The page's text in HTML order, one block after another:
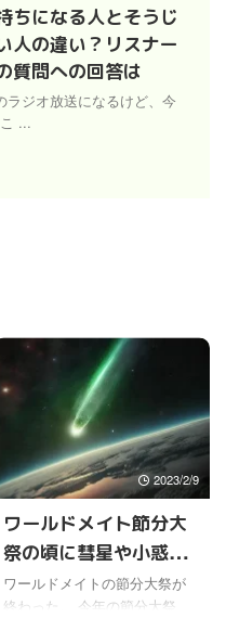
ちになる人とそうじ
人の違い？リスナー
質問への回答は
ラジオ放送になるけど、今
...
2023/2/9
ワールドメイト節分大
祭の頃に彗星や小惑星
が接近していた
ワールドメイトの節分大祭が
終わった。 今年の節分大祭